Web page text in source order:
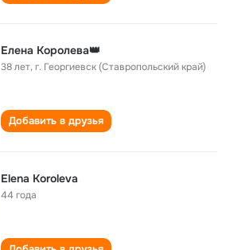
Елена Королева👑
38 лет,г. Георгиевск (Ставропольский край)
Добавить в друзья
Elena Koroleva
44 года